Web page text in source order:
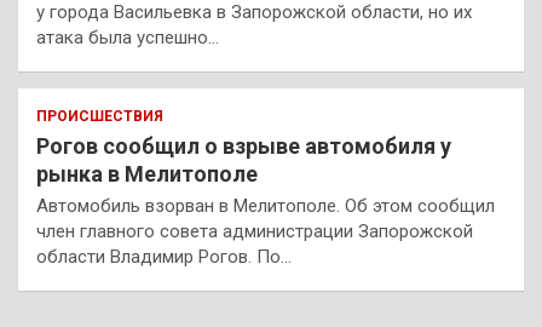
у города Васильевка в Запорожской области, но их
атака была успешно…
ПРОИСШЕСТВИЯ
Рогов сообщил о взрыве автомобиля у
рынка в Мелитополе
Автомобиль взорван в Мелитополе. Об этом сообщил
член главного совета администрации Запорожской
области Владимир Рогов. По…